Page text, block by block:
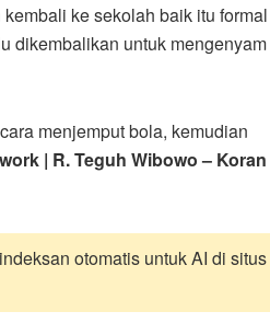
ke sekolah baik itu formal
dikembalikan untuk mengenyam
menjemput bola, kemudian
| R. Teguh Wibowo – Koran
otomatis untuk AI di situs